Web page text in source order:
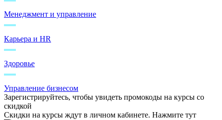
Менеджмент и управление
Карьера и HR
Здоровье
Управление бизнесом
Зарегистрируйтесь, чтобы увидеть промокоды на курсы со
скидкой
Скидки на курсы ждут в личном кабинете. Нажмите тут